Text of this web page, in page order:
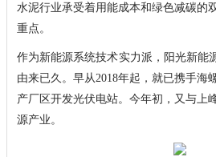
水泥行业承受着用能成本和绿色减碳的
重点。
作为新能源系统技术实力派，阳光新能
由来已久。早从2018年起，就已携手海
产厂区开发光伏电站。今年初，又与上
源产业。